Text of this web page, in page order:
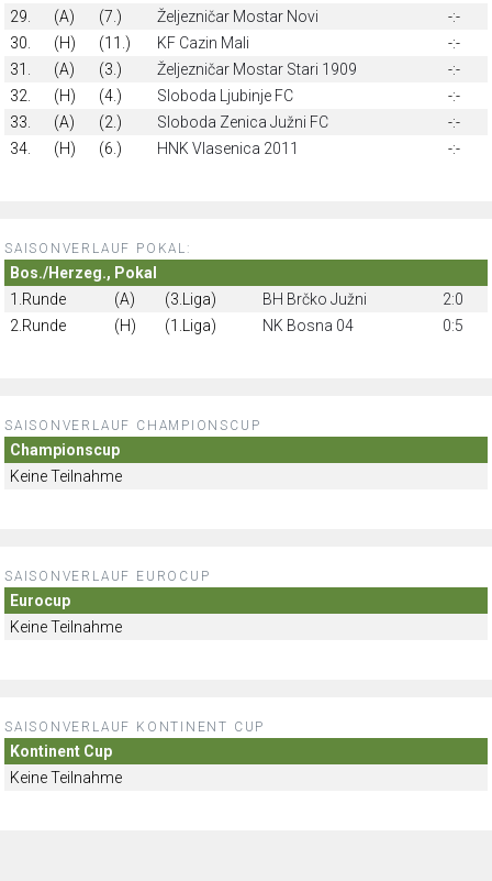
29.
(A) (7.) Željezničar Mostar Novi
-:-
30.
(H) (11.) KF Cazin Mali
-:-
31.
(A) (3.) Željezničar Mostar Stari 1909
-:-
32.
(H) (4.) Sloboda Ljubinje FC
-:-
33.
(A) (2.) Sloboda Zenica Južni FC
-:-
34.
(H) (6.) HNK Vlasenica 2011 -:-
SAISONVERLAUF POKAL:
Bos./Herzeg., Pokal
1.Runde
(A) (3.Liga) BH Brčko Južni
2:0
2.Runde
(H) (1.Liga) NK Bosna 04 0:5
SAISONVERLAUF CHAMPIONSCUP
Championscup
Keine Teilnahme
SAISONVERLAUF EUROCUP
Eurocup
Keine Teilnahme
SAISONVERLAUF KONTINENT CUP
Kontinent Cup
Keine Teilnahme